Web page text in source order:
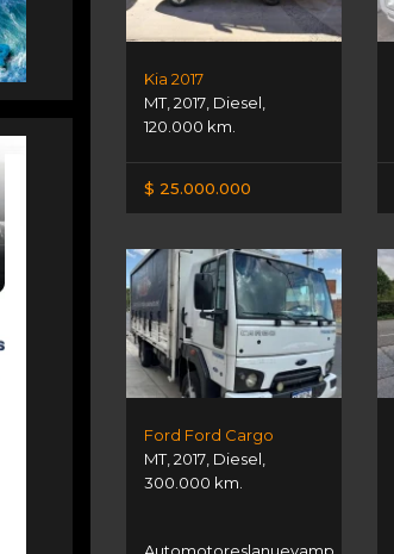
Kia 2017
MT,2017, Diesel,
120.000 km.
$ 25.000.000
Ford Ford Cargo
MT,2017, Diesel,
300.000 km.